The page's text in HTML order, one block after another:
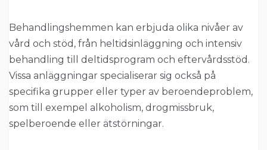
Behandlingshemmen kan erbjuda olika nivåer av
vård och stöd, från heltidsinläggning och intensiv
behandling till deltidsprogram och eftervårdsstöd.
Vissa anläggningar specialiserar sig också på
specifika grupper eller typer av beroendeproblem,
som till exempel alkoholism, drogmissbruk,
spelberoende eller ätstörningar.